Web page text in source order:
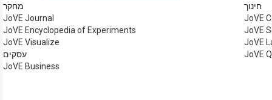
מחקר
JoVE Journal
JoVE Encyclopedia of Experiments
JoVE Visualize
עסקים
JoVE Business
חינוך
JoVE
JoVE
JoVE
JoVE